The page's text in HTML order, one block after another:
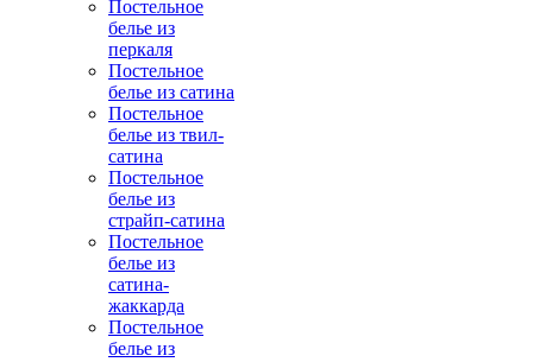
Постельное
белье из
перкаля
Постельное
белье из сатина
Постельное
белье из твил-
сатина
Постельное
белье из
страйп-сатина
Постельное
белье из
сатина-
жаккарда
Постельное
белье из